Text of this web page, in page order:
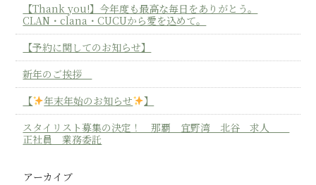
【Thank you!】今年度も最高な毎日をありがとう。
CLAN・clana・CUCUから愛を込めて。
【予約に関してのお知らせ】
新年のご挨拶
【
年末年始のお知らせ
】
スタイリスト募集の決定！ 那覇 宜野湾 北谷 求人
正社員 業務委託
アーカイブ